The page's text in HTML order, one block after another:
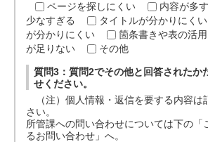
ページを探しにくい
内容が多
少なすぎる
タイトルが分かりにくい
が分かりにくい
箇条書きや表の活
が足りない
その他
質問3：質問2でその他と回答されたか
せください。
（注）個人情報・返信を要する内容は
さい。
所管課への問い合わせについては下の「
るお問い合わせ」へ。